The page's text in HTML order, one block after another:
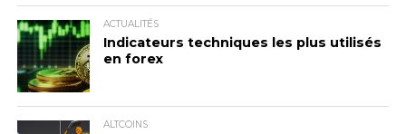
ACTUALITÉS
Indicateurs techniques les plus utilisés
en forex
ALTCOINS